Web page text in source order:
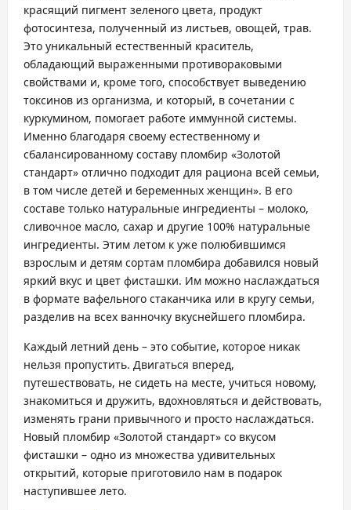
красящий пигмент зеленого цвета, продукт
фотосинтеза, полученный из листьев, овощей, трав.
Это уникальный естественный краситель,
обладающий выраженными противораковыми
свойствами и, кроме того, способствует выведению
токсинов из организма, и который, в сочетании с
куркумином, помогает работе иммунной системы.
Именно благодаря своему естественному и
сбалансированному составу пломбир «Золотой
стандарт» отлично подходит для рациона всей семьи,
в том числе детей и беременных женщин». В его
составе только натуральные ингредиенты – молоко,
сливочное масло, сахар и другие 100% натуральные
ингредиенты. Этим летом к уже полюбившимся
взрослым и детям сортам пломбира добавился новый
яркий вкус и цвет фисташки. Им можно наслаждаться
в формате вафельного стаканчика или в кругу семьи,
разделив на всех ванночку вкуснейшего пломбира.
Каждый летний день – это событие, которое никак
нельзя пропустить. Двигаться вперед,
путешествовать, не сидеть на месте, учиться новому,
знакомиться и дружить, вдохновляться и действовать,
изменять грани привычного и просто наслаждаться.
Новый пломбир «Золотой стандарт» со вкусом
фисташки – одно из множества удивительных
открытий, которые приготовило нам в подарок
наступившее лето.